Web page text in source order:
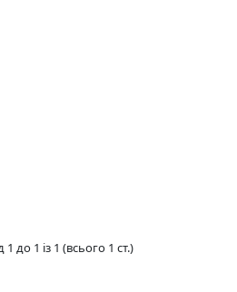
до 1 із 1 (всього 1 ст.)